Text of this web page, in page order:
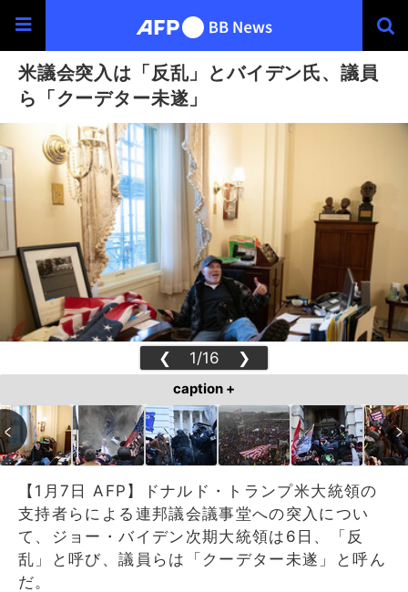
米議会突入は「反乱」とバイデン氏、議員
ら「クーデター未遂」
❮ 1/16 ❯
caption +
【1月7日 AFP】ドナルド・トランプ米大統領の
支持者らによる連邦議会議事堂への突入につい
て、ジョー・バイデン次期大統領は6日、「反
乱」と呼び、議員らは「クーデター未遂」と呼ん
だ。